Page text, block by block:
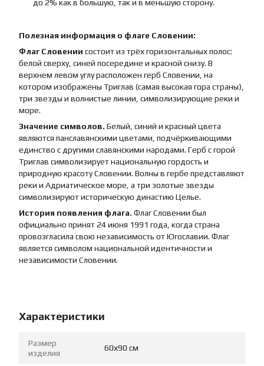
до 2% как в большую, так и в меньшую сторону.
Полезная информация о флаге Словении:
Флаг Словении состоит из трёх горизонтальных полос:
белой сверху, синей посередине и красной снизу. В
верхнем левом углу расположен герб Словении, на
котором изображены Триглав (самая высокая гора страны),
три звезды и волнистые линии, символизирующие реки и
море.
Значение символов. Белый, синий и красный цвета
являются панславянскими цветами, подчёркивающими
единство с другими славянскими народами. Герб с горой
Триглав символизирует национальную гордость и
природную красоту Словении. Волны в гербе представляют
реки и Адриатическое море, а три золотые звезды
символизируют историческую династию Целье.
История появления флага. Флаг Словении был
официально принят 24 июня 1991 года, когда страна
провозгласила свою независимость от Югославии. Флаг
является символом национальной идентичности и
независимости Словении.
Характеристики
Размер
изделия
60х90 см